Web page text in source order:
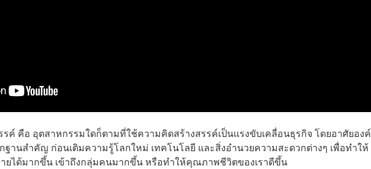
ค์ คือ อุตสาหกรรมใดก็ตามที่ใช้ความคิดสร้างสรรค์เป็นแรงขับเคลื่อนธุรกิจ โดยอาศัยองค์
ฐานสำคัญ ก่อนเติมความรู้โลกใหม่ เทคโนโลยี และสิ่งอำนวยความสะดวกต่างๆ เพื่อทำให้
ยได้มากขึ้น เข้าถึงกลุ่มคนมากขึ้น หรือทำให้คุณภาพชีวิตของเราดีขึ้น